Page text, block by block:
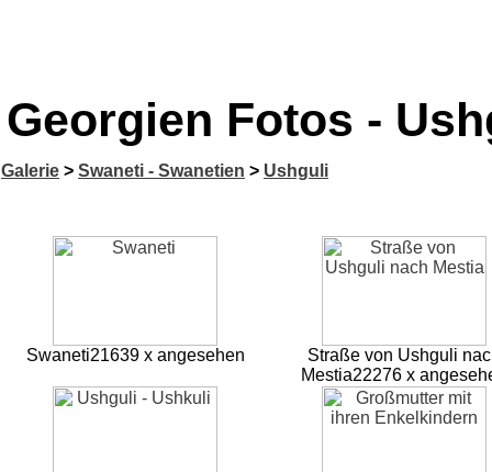
Georgien Fotos -
Galerie > Swaneti - Swanetien > Ushguli
Swaneti21639 x angesehen
Straße von Ushguli
Mestia22276 x